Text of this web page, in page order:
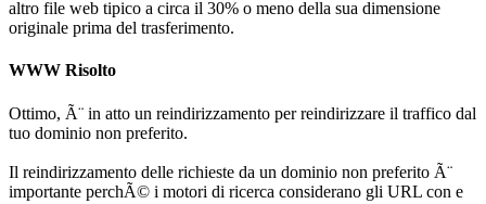
altro file web tipico a circa il 30% o meno della sua dimensione
originale prima del trasferimento.
WWW Risolto
Ottimo, Ã¨ in atto un reindirizzamento per reindirizzare il traffico dal
tuo dominio non preferito.
Il reindirizzamento delle richieste da un dominio non preferito Ã¨
importante perchÃ© i motori di ricerca considerano gli URL con e